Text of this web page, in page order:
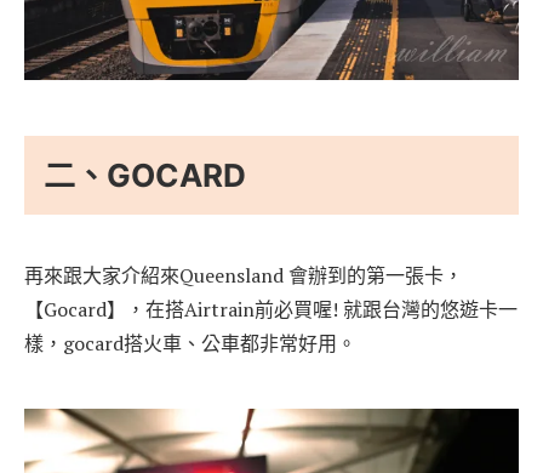
二、GOCARD
再來跟大家介紹來Queensland 會辦到的第一張卡，
【Gocard】，在搭Airtrain前必買喔! 就跟台灣的悠遊卡一
樣，gocard搭火車、公車都非常好用。